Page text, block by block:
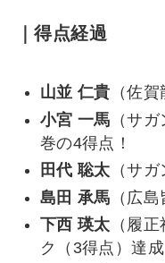
｜得点経過
山並 仁貴 （佐
小宮 一馬 （サ
巻の4得点！
田代 聡太 （サ
島田 承馬 （広
下西 瑛太 （履
ク（3得点）達成